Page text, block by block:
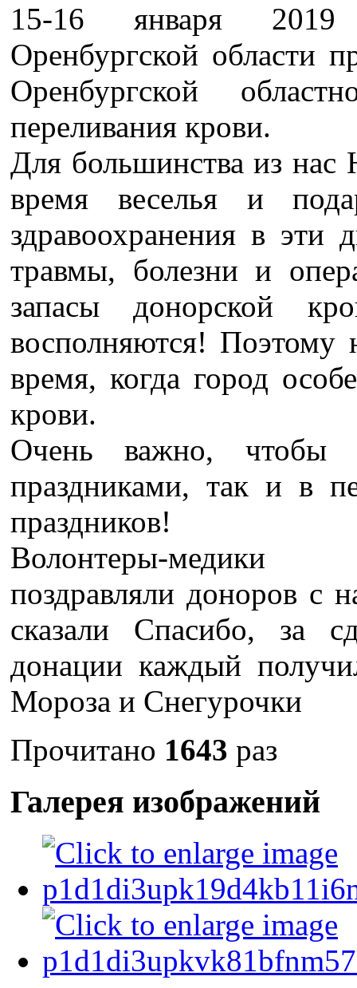
15-16 января 2019
Оренбургской области
Оренбургской
переливания крови.
Для большинства из нас
время веселья и
здравоохранения в эти
травмы, болезни и
запасы донорской
восполняются! Поэтому
время, когда город
крови.
Очень важно, чтобы
праздниками, так и в
праздников!
Волонтеры-медики
поздравляли доноров с
сказали Спасибо, за
донации каждый
Мороза и Снегурочки
Прочитано 1643 раз
Галерея изображений